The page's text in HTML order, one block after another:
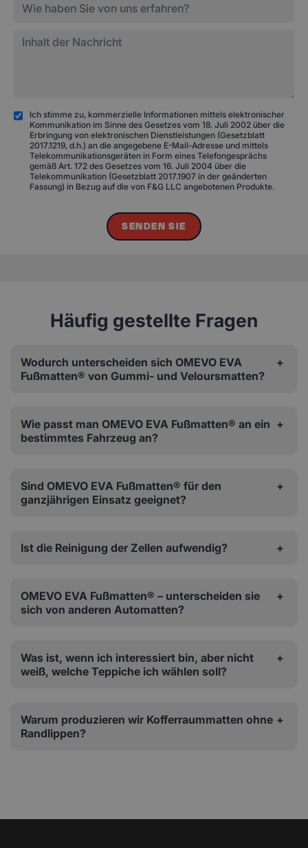
Ich stimme zu, kommerzielle Informationen mittels elektronischer
Kommunikation im Sinne des Gesetzes vom 18. Juli 2002 über die
Erbringung von elektronischen Dienstleistungen (Gesetzblatt
2017.1219, d.h.) an die angegebene E-Mail-Adresse und mittels
Telekommunikationsgeräten in Form eines Telefongesprächs
gemäß Art. 172 des Gesetzes vom 16. Juli 2004 über die
Telekommunikation (Gesetzblatt 2017.1907 in der geänderten
Fassung) in Bezug auf die von F&G LLC angebotenen Produkte.
SENDEN SIE
Häufig gestellte Fragen
Wodurch unterscheiden sich OMEVO EVA
Fußmatten® von Gummi- und Veloursmatten?
Wie passt man OMEVO EVA Fußmatten® an ein
bestimmtes Fahrzeug an?
Sind OMEVO EVA Fußmatten® für den
ganzjährigen Einsatz geeignet?
Ist die Reinigung der Zellen aufwendig?
OMEVO EVA Fußmatten® – unterscheiden sie
sich von anderen Automatten?
Was ist, wenn ich interessiert bin, aber nicht
weiß, welche Teppiche ich wählen soll?
Warum produzieren wir Kofferraummatten ohne
Randlippen?